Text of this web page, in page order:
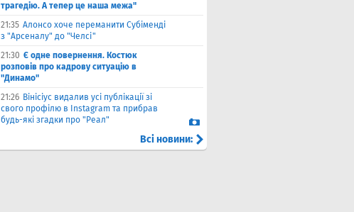
трагедію. А тепер це наша межа"
21:35 Алонсо хоче переманити Субіменді
з "Арсеналу" до "Челсі"
21:30 Є одне повернення. Костюк
розповів про кадрову ситуацію в
"Динамо"
21:26 Вінісіус видалив усі публікації зі
свого профілю в Instagram та прибрав
будь-які згадки про "Реал"
Всі новини: